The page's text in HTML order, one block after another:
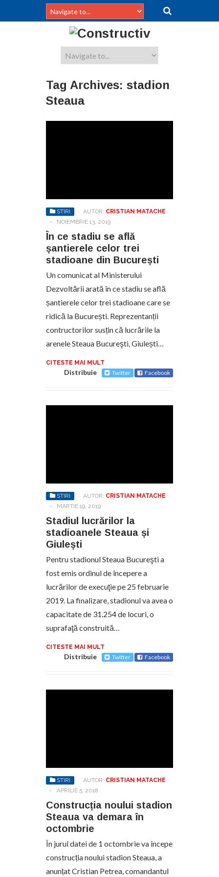
Tag Archives: stadion
Steaua
STIRI AUTOR: CRISTIAN MATACHE
-
NOIEMBRIE 13, 2019
În ce stadiu se află
șantierele celor trei
stadioane din București
Un comunicat al Ministerului
Dezvoltării arată în ce stadiu se află
șantierele celor trei stadioane care se
ridică la București. Reprezentanții
contructorilor susțin că lucrările la
arenele Steaua Bucureşti, Giulești…
CITESTE MAI MULT
Distribuie Twitter Facebook
STIRI AUTOR: CRISTIAN MATACHE
-
MARTIE 19, 2019
Stadiul lucrărilor la
stadioanele Steaua și
Giulești
Pentru stadionul Steaua Bucureşti a
fost emis ordinul de începere a
lucrărilor de execuţie pe 25 februarie
2019. La finalizare, stadionul va avea o
capacitate de 31.254 de locuri, o
suprafaţă construită…
CITESTE MAI MULT
Distribuie Twitter Facebook
STIRI AUTOR: CRISTIAN MATACHE
-
APRILIE 5, 2018
Construcția noului stadion
Steaua va demara în
octombrie
În jurul datei de 1 octombrie va începe
construcția noului stadion Steaua, a
anunțat Cristian Petrea, comandantul